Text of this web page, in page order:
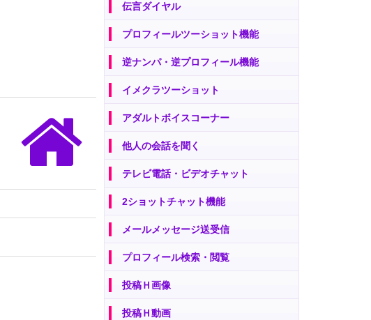
伝言ダイヤル
プロフィールツーショット機能
逆ナンパ・逆プロフィール機能
イメクラツーショット
アダルトボイスコーナー
他人の会話を聞く
テレビ電話・ビデオチャット
2ショットチャット機能
メールメッセージ送受信
プロフィール検索・閲覧
投稿Ｈ画像
投稿Ｈ動画